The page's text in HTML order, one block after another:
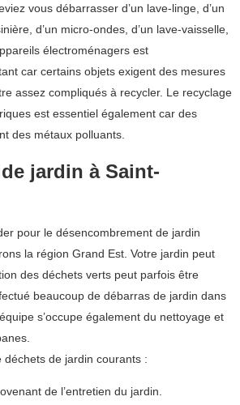
vous débarrasser d’un lave-linge, d’un
d’un micro-ondes, d’un lave-vaisselle,
électroménagers est
car certains objets exigent des mesures
assez compliqués à recycler. Le recyclage
est essentiel également car des
des métaux polluants.
jardin à Saint-
pour le désencombrement de jardin
la région Grand Est. Votre jardin peut
des déchets verts peut parfois être
beaucoup de débarras de jardin dans
s’occupe également du nettoyage et
de jardin courants :
de l’entretien du jardin.